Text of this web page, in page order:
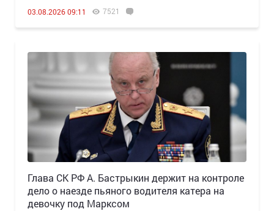
03.08.2026 09:11 7521
Глава СК РФ А. Бастрыкин держит на контроле
дело о наезде пьяного водителя катера на
девочку под Марксом